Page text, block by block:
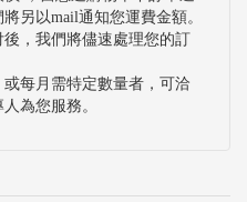
另以mail通知您運費金額。
，我們將儘速處理您的訂
每月需特定數量者，可洽
人為您服務。